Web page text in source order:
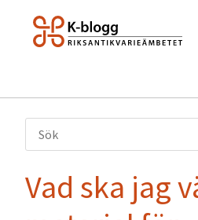
Vad ska jag